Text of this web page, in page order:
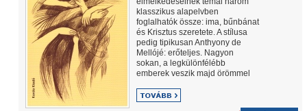
klasszikus alapelvben
foglalhatók össze: ima, bűnbánat
és Krisztus szeretete. A stílusa
pedig tipikusan Anthyony de
Mellójé: erőteljes. Nagyon
sokan, a legkülönfélébb
emberek veszik majd örömmel